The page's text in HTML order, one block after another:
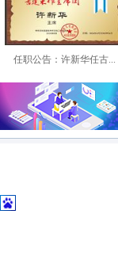
任职公告：许新华任古...